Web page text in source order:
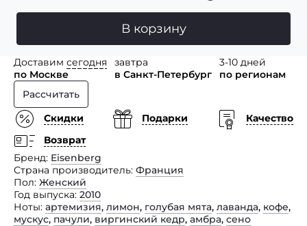
В корзину
Доставим сегодня
по Москве
завтра
в Санкт-Петербург
3-10 дней
по регионам
Рассчитать
Скидки
Подарки
Качество
Возврат
Бренд Eisenberg
Страна производитель Франция
Пол Женский
Год выпуска 2010
Ноты артемизия, лимон, голубая мята, лаванда, кофе,
мускус, пачули, виргинский кедр, амбра, сено